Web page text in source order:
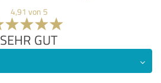
4,91 von 5
SEHR GUT